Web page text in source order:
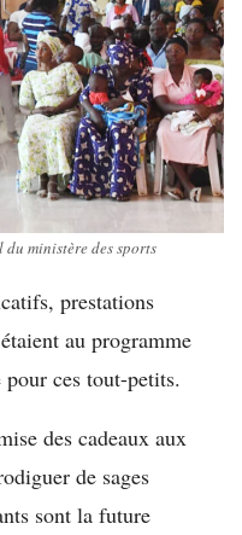
du ministère des sports
prestations
au programme
ces tout-petits.
des cadeaux aux
de sages
sont la future